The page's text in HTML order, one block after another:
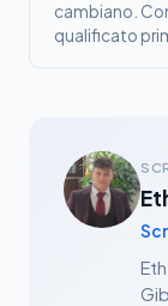
cambiano.
qualificato